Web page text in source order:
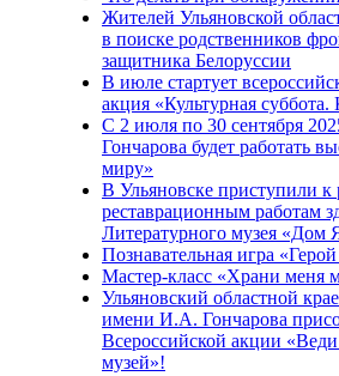
Жителей Ульяновской
в поиске родственников
защитника Белоруссии
В июле стартует
акция «Культурная суббота.
С 2 июля по 30 сентября
Гончарова будет работать
миру»
В Ульяновске приступили к
реставрационным работам
Литературного музея «Дом
Познавательная игра
Мастер-класс «Храни меня
Ульяновский областной
имени И.А. Гончарова
Всероссийской акции
музей»!